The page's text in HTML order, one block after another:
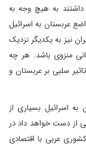
به هیچ وجه به
عربستان به اسرائیل
نیز به یکدیگر نزدیک
منزوی باشد. هر چه
سلبی بر عربستان و
اسرائیل بسیاری از
از دست خواهد داد در
عربی با اقتصادی